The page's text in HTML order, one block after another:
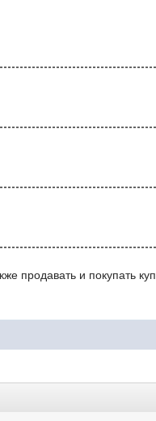
продавать и покупать